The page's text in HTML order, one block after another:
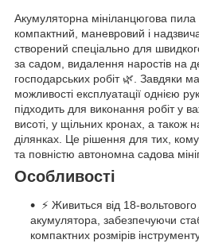
Акумуляторна мініланцюгова пила
компактний, маневровий і
створений спеціально для
за садом, видалення наростів на
господарських робіт 🌿. Завдяки
можливості експлуатації однією
підходить для виконання робіт у
висоті, у щільних кронах, а також
ділянках. Це рішення для тих,
та повністю автономна садова
Особливості
⚡ Живиться від 18-вольтового
акумулятора, забезпечуючи
компактних розмірів